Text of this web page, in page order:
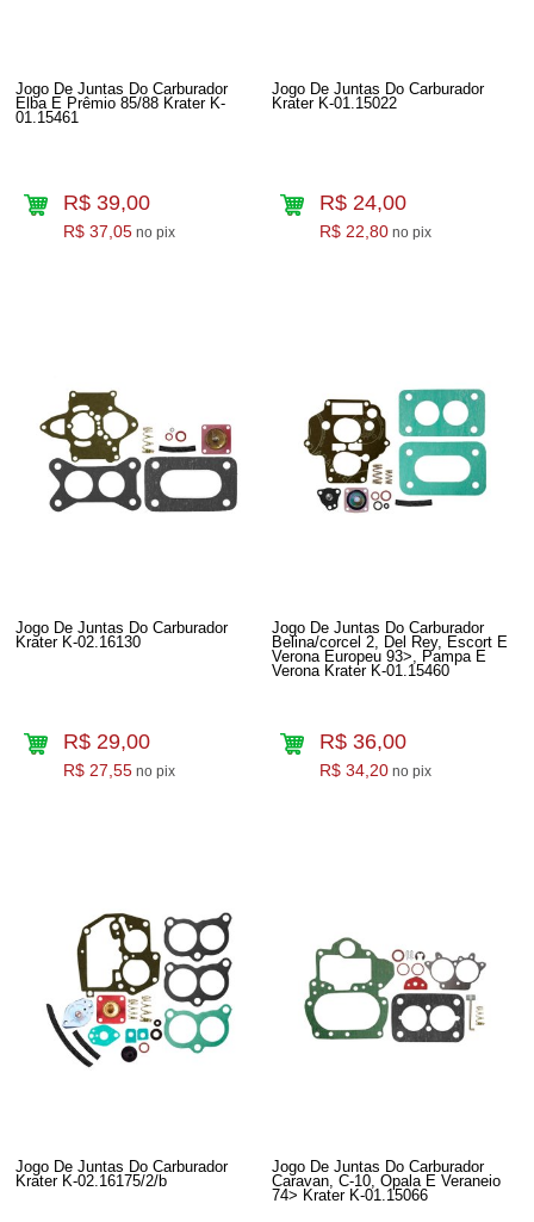
Jogo De Juntas Do Carburador
Elba E Prêmio 85/88 Krater K-
01.15461
R$ 39,00
R$ 37,05 no pix
Jogo De Juntas Do Carburador
Krater K-01.15022
R$ 24,00
R$ 22,80 no pix
Jogo De Juntas Do Carburador
Krater K-02.16130
R$ 29,00
R$ 27,55 no pix
Jogo De Juntas Do Carburador
Belina/corcel 2, Del Rey, Escort E
Verona Europeu 93>, Pampa E
Verona Krater K-01.15460
R$ 36,00
R$ 34,20 no pix
Jogo De Juntas Do Carburador
Krater K-02.16175/2/b
Jogo De Juntas Do Carburador
Caravan, C-10, Opala E Veraneio
74> Krater K-01.15066